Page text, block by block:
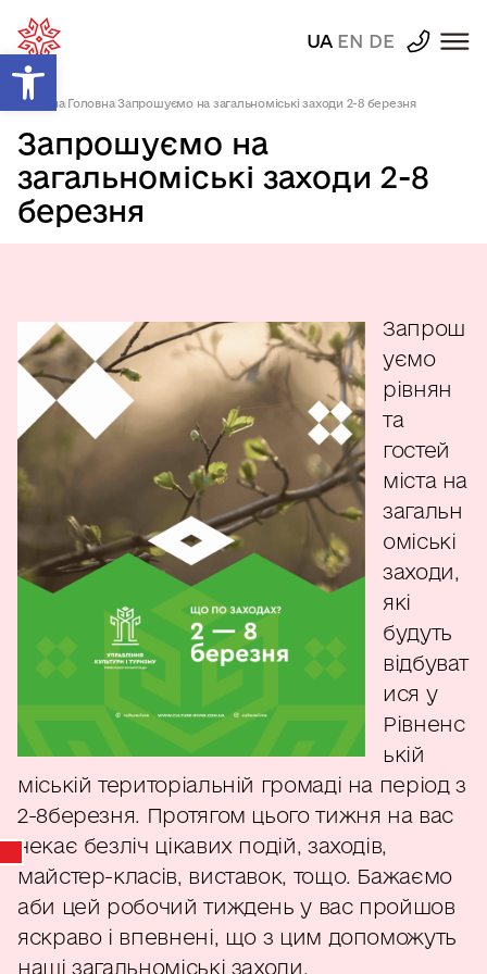
Відкрити Панель інструментів
UA EN DE
Головна| Головна|Запрошуємо на загальноміські заходи 2-8 березня
Запрошуємо на
загальноміські заходи 2-8
березня
Запрош
уємо
рівнян
та
гостей
міста на
загальн
оміські
заходи,
які
будуть
відбуват
ися у
Рівненс
ькій
міській територіальній громаді на період з
2-8березня. Протягом цього тижня на вас
чекає безліч цікавих подій, заходів,
майстер-класів, виставок, тощо. Бажаємо
аби цей робочий тиждень у вас пройшов
яскраво і впевнені, що з цим допоможуть
наші загальноміські заходи.